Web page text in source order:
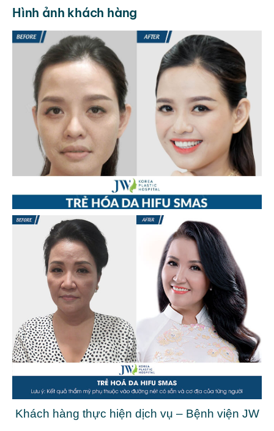
Hình ảnh khách hàng
Khách hàng thực hiện dịch vụ – Bệnh viện JW